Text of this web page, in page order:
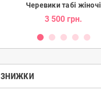
Черевики табі жіночі
3 500 грн.
ЗНИЖКИ